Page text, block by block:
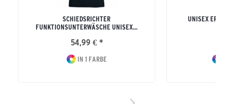
SCHIEDSRICHTER
FUNKTIONSUNTERWÄSCHE UNISEX...
54,99 € *
IN 1 FARBE
UNISEX